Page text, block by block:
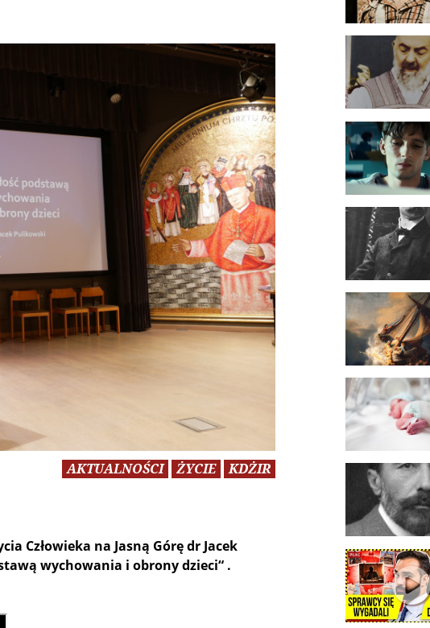
AKTUALNOŚCI ŻYCIE KDŻIR
Człowieka na Jasną Górę dr Jacek
wychowania i obrony dzieci“ .